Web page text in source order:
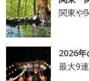
関東や
2026年
最大9